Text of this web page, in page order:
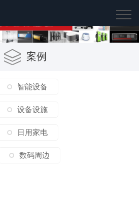
案例
智能设备
设备设施
日用家电
数码周边